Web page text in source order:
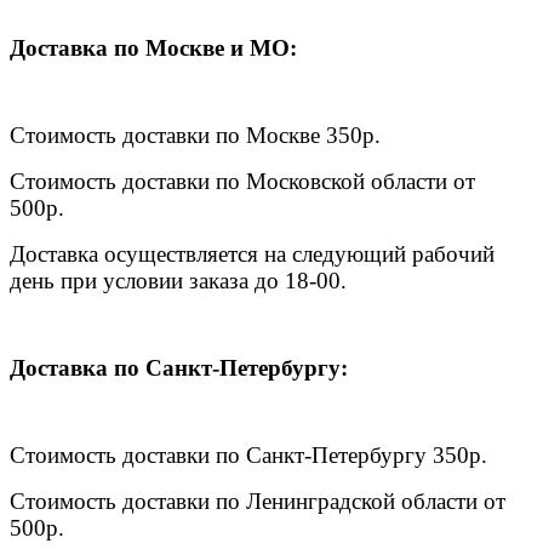
Доставка по Москве и МО:
Стоимость доставки по Москве 350р.
Стоимость доставки по Московской области от
500р.
Доставка осуществляется на следующий рабочий
день при условии заказа до 18-00.
Доставка по Санкт-Петербургу:
Стоимость доставки по Санкт-Петербургу 350р.
Стоимость доставки по Ленинградской области от
500р.